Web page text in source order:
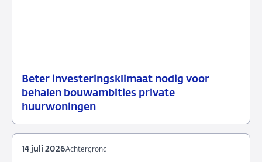
Beter investeringsklimaat nodig voor
behalen bouwambities private
huurwoningen
22
juli
Nieuws
Achtergrond
14 juli 2026